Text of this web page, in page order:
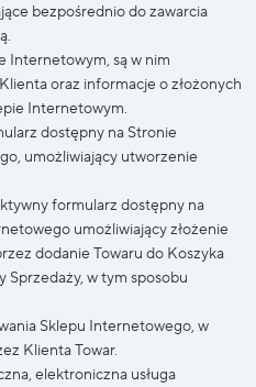
bezpośrednio do zawarcia
Internetowym, są w nim
oraz informacje o złożonych
Internetowym.
dostępny na Stronie
umożliwiający utworzenie
formularz dostępny na
umożliwiający złożenie
dodanie Towaru do Koszyka
w tym sposobu
Sklepu Internetowego, w
Klienta Towar.
elektroniczna usługa